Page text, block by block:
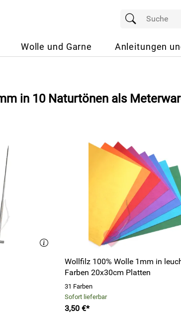
Wolle und Garne Anleitungen
in 10 Naturtönen als
Wollfilz 100% Wolle 1mm in
Farben 20x30cm Platten
31 Farben
Sofort lieferbar
3,50 €*